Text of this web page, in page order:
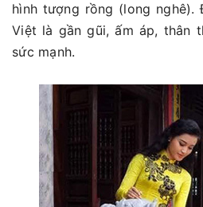
hình tượng rồng (long nghê).
Việt là gần gũi, ấm áp, thân
sức mạnh.